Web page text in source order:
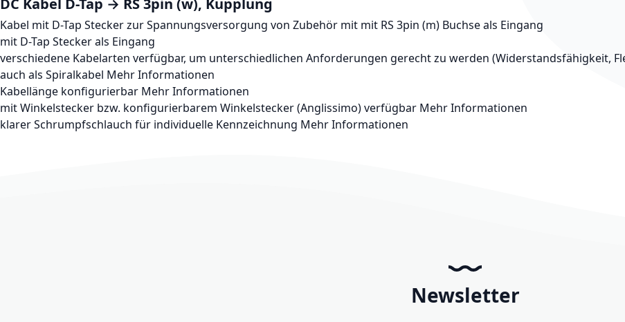
Kabel mit D-Tap Stecker zur Spannungsversorgung von Zubehör mit mit RS 3pin (m) Buchse als Eingang
mit D-Tap Stecker als Eingang
verschiedene Kabelarten verfügbar, um unterschiedlichen Anforderungen gerecht zu werden (Widerstandsfähigkeit,
auch als Spiralkabel Mehr Informationen
Kabellänge konfigurierbar Mehr Informationen
mit Winkelstecker bzw. konfigurierbarem Winkelstecker (Anglissimo) verfügbar Mehr Informationen
klarer Schrumpfschlauch für individuelle Kennzeichnung Mehr Informationen
Newsletter